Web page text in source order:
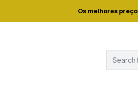
Os melhores
Casa e conforto LAR E